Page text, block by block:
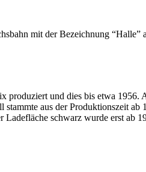
mit der Bezeichnung
und dies bis etwa
aus der Produktionszeit
schwarz wurde erst ab